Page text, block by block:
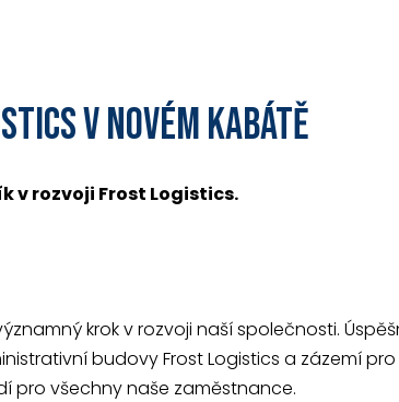
V NOVÉM KABÁTĚ
v rozvoji Frost Logistics.
krok v rozvoji naší společnosti.
budovy Frost Logistics a zázemí
pro všechny naše zaměstnance.